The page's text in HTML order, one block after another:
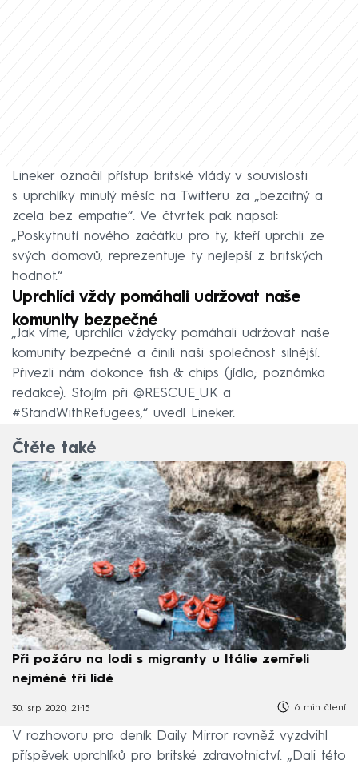
Lineker označil přístup britské vlády v souvislosti
s uprchlíky minulý měsíc na Twitteru za „bezcitný a
zcela bez empatie“. Ve čtvrtek pak napsal:
„Poskytnutí nového začátku pro ty, kteří uprchli ze
svých domovů, reprezentuje ty nejlepší z britských
hodnot.“
Uprchlíci vždy pomáhali udržovat naše
komunity bezpečné
„Jak víme, uprchlíci vždycky pomáhali udržovat naše
komunity bezpečné a činili naši společnost silnější.
Přivezli nám dokonce fish & chips (jídlo; poznámka
redakce). Stojím při @RESCUE_UK a
#StandWithRefugees,“ uvedl Lineker.
Čtěte také
Při požáru na lodi s migranty u Itálie zemřeli
nejméně tři lidé
30. srp 2020, 21:15 6 min čtení
V rozhovoru pro deník Daily Mirror rovněž vyzdvihl
příspěvek uprchlíků pro britské zdravotnictví. „Dali této